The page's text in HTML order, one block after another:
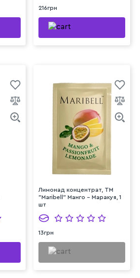
216грн
Лимонад концентрат, ТМ
"Maribell" Манго - Маракуя, 1
шт
13грн